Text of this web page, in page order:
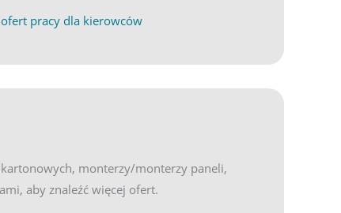
pracy dla kierowców
monterzy/monterzy paneli,
aby znaleźć więcej ofert.